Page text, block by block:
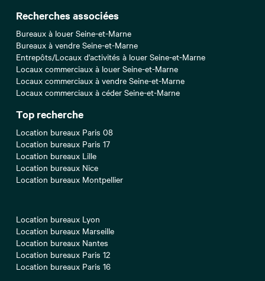
Recherches associées
Bureaux à louer Seine-et-Marne
Bureaux à vendre Seine-et-Marne
Entrepôts/Locaux d'activités à louer Seine-et-Marne
Locaux commerciaux à louer Seine-et-Marne
Locaux commerciaux à vendre Seine-et-Marne
Locaux commerciaux à céder Seine-et-Marne
Top recherche
Location bureaux Paris 08
Location bureaux Paris 17
Location bureaux Lille
Location bureaux Nice
Location bureaux Montpellier
Location bureaux Lyon
Location bureaux Marseille
Location bureaux Nantes
Location bureaux Paris 12
Location bureaux Paris 16